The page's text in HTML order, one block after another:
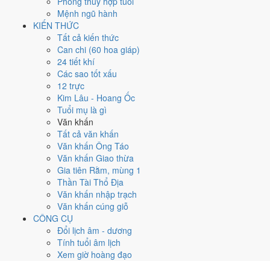
Mệnh ngũ hành
KIẾN THỨC
Tất cả kiến thức
Can chi (60 hoa giáp)
24 tiết khí
Các sao tốt xấu
12 trực
Kim Lâu - Hoang Ốc
Tuổi mụ là gì
Văn khấn
Tất cả văn khấn
Văn khấn Ông Táo
Văn khấn Giao thừa
Gia tiên Rằm, mùng 1
Thần Tài Thổ Địa
Văn khấn nhập trạch
Văn khấn cúng giỗ
CÔNG CỤ
Đổi lịch âm - dương
Tính tuổi âm lịch
Xem giờ hoàng đạo
Thân, Tý, Dậuhợp ngày; tuổi
Ngày 23/8/2028 tốt hay xấu cho
việc gì?
Ngày 23/8/2028 đạt9.1/10
Khai trương - mở cửa hàng (10/10)
. Trực Thành (ngày thành tựu - đại cát, tốt cho mọi việc) và gặp
Sao Kim Quỹ hoàng đạo nên điểm từng việc chênh nhau như bảng
Cưới hỏi - đính hôn
Rất tốt
Cưới hỏi - đính hôn hôm nay ở
Thành và Ngày Hoàng Đạo
Cách tính ngày tốt
🏪
Khai trương - mở cửa hàng
/10Rất tốt
Khai trương - mở cửa hàng hôm nay ở
Trực Thành, Sao Cơ và Ngày Hoàng Đạo